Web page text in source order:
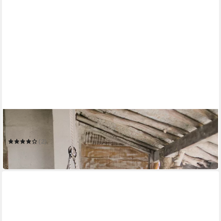
GARDEN PLEASURE
Hängesessel BARBUDA
(2)
in 2-3 Werktagen bei dir